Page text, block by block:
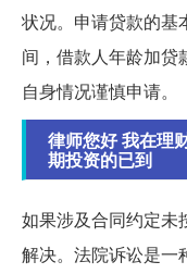
状况。申请贷款的基
间，借款人年龄加贷
自身情况谨慎申请。
律师您好 我在理
期投资的已到
如果涉及合同约定未
解决。法院诉讼是一